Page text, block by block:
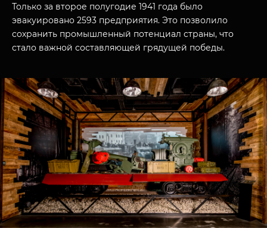
Только за второе полугодие 1941 года было
эвакуировано 2593 предприятия. Это позволило
сохранить промышленный потенциал страны, что
стало важной составляющей грядущей победы.